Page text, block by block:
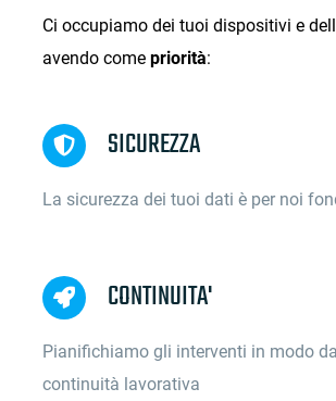
Ci occupiamo dei tuoi dispositivi e
avendo come priorità:
SICUREZZA
La sicurezza dei tuoi dati è per noi
CONTINUITA'
Pianifichiamo gli interventi in modo
continuità lavorativa